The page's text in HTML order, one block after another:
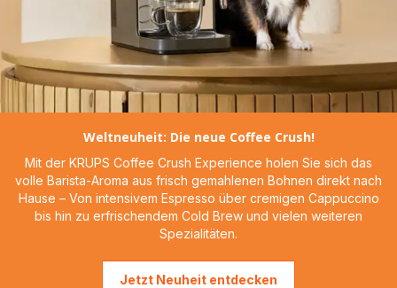
Weltneuheit: Die neue Coffee Crush!
Mit der KRUPS Coffee Crush Experience holen Sie sich das
volle Barista-Aroma aus frisch gemahlenen Bohnen direkt nach
Hause – Von intensivem Espresso über cremigen Cappuccino
bis hin zu erfrischendem Cold Brew und vielen weiteren
Spezialitäten.
Jetzt Neuheit entdecken